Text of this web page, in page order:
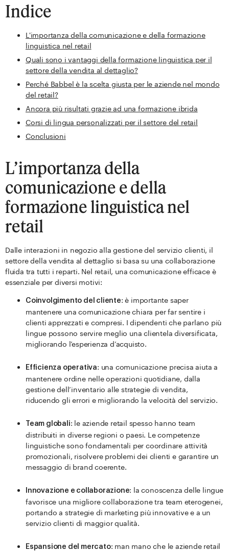
Indice
L'importanza della comunicazione e della formazione
linguistica nel retail
Quali sono i vantaggi della formazione linguistica per il
settore della vendita al dettaglio?
Perché Babbel è la scelta giusta per le aziende nel mondo
del retail?
Ancora più risultati grazie ad una formazione ibrida
Corsi di lingua personalizzati per il settore del retail
Conclusioni
L’importanza della
comunicazione e della
formazione linguistica nel
retail
Dalle interazioni in negozio alla gestione del servizio clienti, il
settore della vendita al dettaglio si basa su una collaborazione
fluida tra tutti i reparti. Nel retail, una comunicazione efficace è
essenziale per diversi motivi:
Coinvolgimento del cliente: è importante saper
mantenere una comunicazione chiara per far sentire i
clienti apprezzati e compresi. I dipendenti che parlano più
lingue possono servire meglio una clientela diversificata,
migliorando l’esperienza d’acquisto.
Efficienza operativa: una comunicazione precisa aiuta a
mantenere ordine nelle operazioni quotidiane, dalla
gestione dell’inventario alle strategie di vendita,
riducendo gli errori e migliorando la velocità del servizio.
Team globali: le aziende retail spesso hanno team
distribuiti in diverse regioni o paesi. Le competenze
linguistiche sono fondamentali per coordinare attività
promozionali, risolvere problemi dei clienti e garantire un
messaggio di brand coerente.
Innovazione e collaborazione: la conoscenza delle lingue
favorisce una migliore collaborazione tra team eterogenei,
portando a strategie di marketing più innovative e a un
servizio clienti di maggior qualità.
Espansione del mercato: man mano che le aziende retail